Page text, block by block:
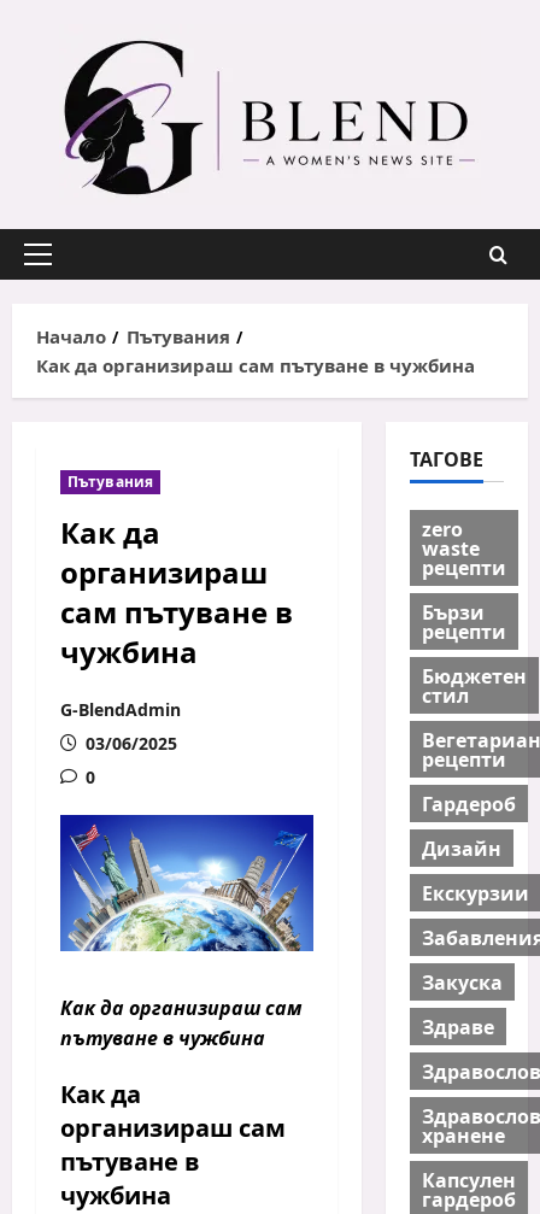
content
Primary
Начало
Пътувания
Как да организираш сам пътуване в чужбина
Пътувания
Как да
организираш
сам пътуване в
чужбина
G-BlendAdmin
03/06/2025
0
Как да организираш сам
пътуване в чужбина
Как да
организираш сам
пътуване в
чужбина
ТАГОВЕ
zero
waste
рецепти
Бързи
рецепти
Бюджетен
стил
рецепти
Гардероб
Дизайн
Екскурзии
Закуска
Здраве
хранене
Капсулен
гардероб